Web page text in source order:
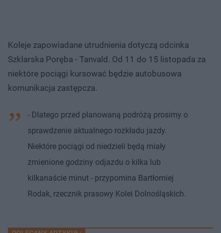
Koleje zapowiadane utrudnienia dotyczą odcinka
Szklarska Poręba - Tanvald. Od 11 do 15 listopada za
niektóre pociągi kursować będzie autobusowa
komunikacja zastępcza.
- Dlatego przed planowaną podróżą prosimy o
sprawdzenie aktualnego rozkładu jazdy.
Niektóre pociągi od niedzieli będą miały
zmienione godziny odjazdu o kilka lub
kilkanaście minut - przypomina Bartłomiej
Rodak, rzecznik prasowy Kolei Dolnośląskich.